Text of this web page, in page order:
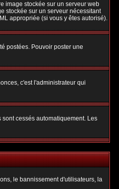
image stockée sur un serveur web
stockée sur un serveur nécessitant
appropriée (si vous y êtes autorisé).
postées. Pouvoir poster une
c'est l'administrateur qui
cessés automatiquement. Les
le bannissement d'utilisateurs, la